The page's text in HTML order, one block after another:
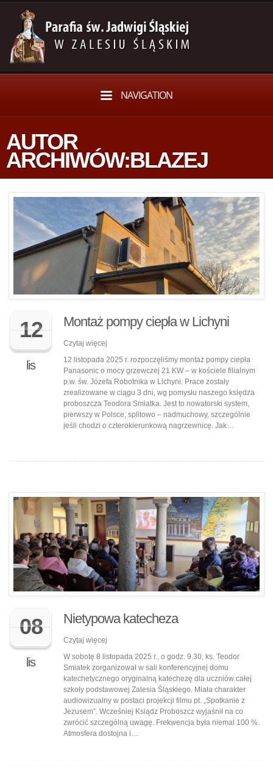
NAVIGATION
AUTOR
ARCHIWÓW:BLAZEJ
12
lis
Montaż pompy ciepła w Lichyni
Czytaj więcej
12 listopada 2025 r. rozpoczęliśmy montaż pompy ciepła
Panasonic o mocy grzewczej 21 KW – w kościele filialnym
p.w. św. Józefa Robotnika w Lichyni. Prace zostały
zrealizowane w ciągu 3 dni, wg pomysłu naszego księdza
proboszcza Teodora Smiatka. Jest to nowatorski system,
pierwszy w Polsce, splitowo – nadmuchowy, szczególnie
jeśli chodzi o czterokierunkową nagrzewnicę. Jak…
08
lis
Nietypowa katecheza
Czytaj więcej
W sobotę 8 listopada 2025 r., o godz. 9.30, ks. Teodor
Smiatek zorganizował w sali konferencyjnej domu
katechetycznego oryginalną katechezę dla uczniów całej
szkoły podstawowej Zalesia Śląskiego. Miała charakter
audiowizualny w postaci projekcji filmu pt. „Spotkanie z
Jezusem”. Wcześniej Ksiądz Proboszcz wyjaśnił na co
zwrócić szczególną uwagę. Frekwencja była niemal 100 %.
Atmosfera dostojna i…